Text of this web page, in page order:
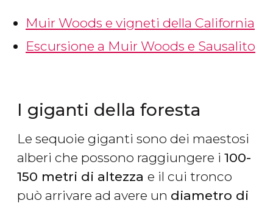
Muir Woods e vigneti della California
Escursione a Muir Woods e Sausalito
I giganti della foresta
Le sequoie giganti sono dei maestosi
alberi che possono raggiungere i 100-
150 metri di altezza e il cui tronco
può arrivare ad avere un diametro di